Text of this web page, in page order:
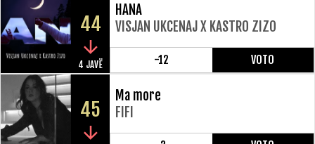
44
4 JAVË
HANA
VISJAN UKCENAJ X KASTRO ZIZO
-12 VOTO
45
Ma more
FIFI